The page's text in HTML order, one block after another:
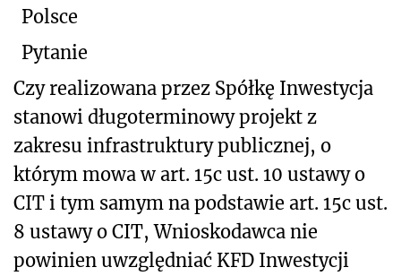
Polsce
Pytanie
Czy realizowana przez Spółkę Inwestycja
stanowi długoterminowy projekt z
zakresu infrastruktury publicznej, o
którym mowa w art. 15c ust. 10 ustawy o
CIT i tym samym na podstawie art. 15c ust.
8 ustawy o CIT, Wnioskodawca nie
powinien uwzględniać KFD Inwestycji